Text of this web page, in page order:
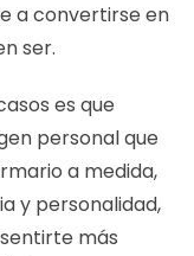
a convertirse en
ser.
es que
personalque
a medida,
y personalidad,
más